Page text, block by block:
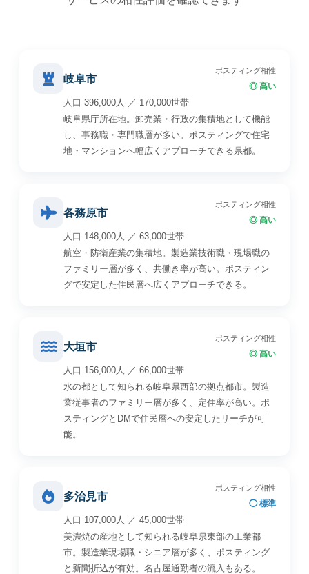
岐阜市
ポスティング相性
◎ 高い
人口 396,000人 ／ 170,000世帯
岐阜県庁所在地。卸売業・行政の集積地として機能
し、事務職・専門職層が多い。ポスティングで住宅
地・マンションへ幅広くアプローチできる県都。
各務原市
ポスティング相性
◎ 高い
人口 148,000人 ／ 63,000世帯
航空・防衛産業の集積地。製造業技術職・現場職の
ファミリー層が多く、共働き率が高い。ポスティン
グで安定した住民層へ広くアプローチできる。
大垣市
ポスティング相性
◎ 高い
人口 156,000人 ／ 66,000世帯
水の都として知られる岐阜県西部の拠点都市。製造
業従事者のファミリー層が多く、定住率が高い。ポ
スティングとDMで住民層への安定したリーチが可
能。
多治見市
ポスティング相性
◯ 標準
人口 107,000人 ／ 45,000世帯
美濃焼の産地として知られる岐阜県東部の工業都
市。製造業現場職・シニア層が多く、ポスティング
と新聞折込が有効。名古屋通勤者の流入もある。